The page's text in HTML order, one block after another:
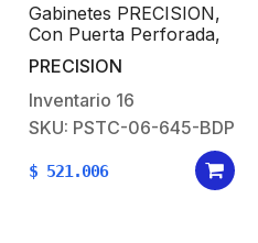
Gabinetes PRECISION,
Con Puerta Perforada,
de 19in, 6UR, 450mm
de Profundidad, Color
Negro
PRECISION
Inventario 16
SKU: PSTC-06-645-BDP
$ 521.006